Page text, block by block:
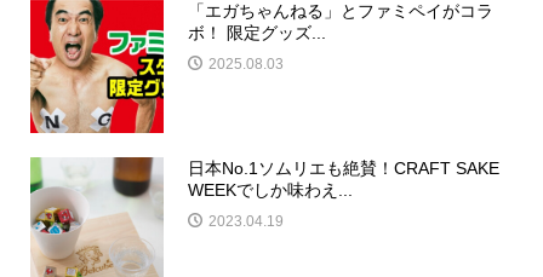
「エガちゃんねる」とファミペイがコラ
ボ！ 限定グッズ...
2025.08.03
日本No.1ソムリエも絶賛！CRAFT SAKE
WEEKでしか味わえ...
2023.04.19